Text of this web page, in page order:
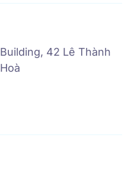
42 Lê Thành